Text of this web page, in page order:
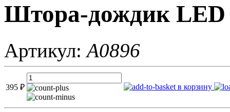
Штора-дождик LED
Артикул:A0896
395 ₽ в корзину